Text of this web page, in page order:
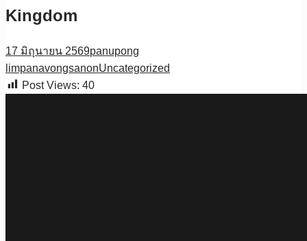
Kingdom
17 มิถุนายน 2569panupong
limpanavongsanonUncategorized
Post Views: 40